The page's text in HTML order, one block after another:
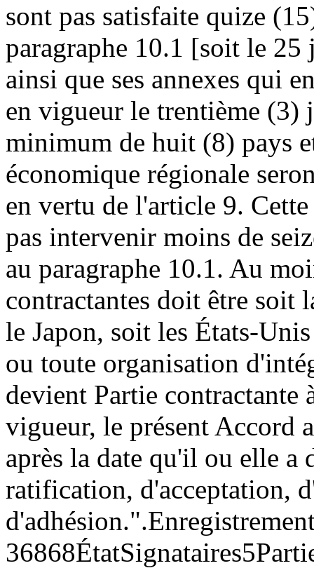
sont pas satisfaite quize
paragraphe 10.1 [soit le
ainsi que ses annexes qui
en vigueur le trentième (3)
minimum de huit (8) pays
économique régionale
en vertu de l'article 9.
pas intervenir moins de
au paragraphe 10.1. Au
contractantes doit être soit
le Japon, soit les États-
ou toute organisation
devient Partie contractante
vigueur, le présent Accord
après la date qu'il ou elle a
ratification, d'acceptation,
d'adhésion.".
36868ÉtatSignataires5